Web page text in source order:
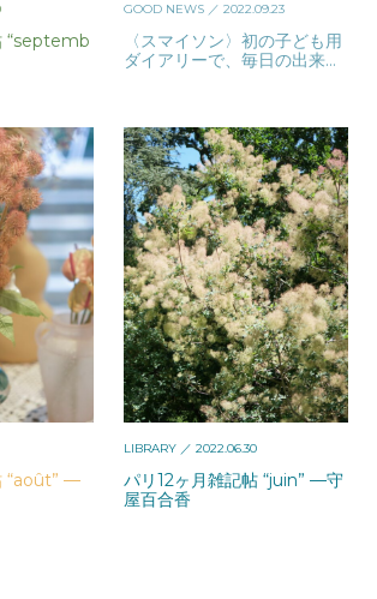
“septemb
GOOD NEWS／ 2022.09.23
〈スマイソン〉初の子ども用
ダイアリーで、毎日の出来事
“août” —
LIBRARY／ 2022.06.30
パリ12ヶ月雑記帖 “juin” —守
屋百合香